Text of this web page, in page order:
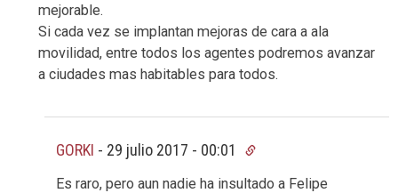
mejorable.
Si cada vez se implantan mejoras de cara a ala
movilidad, entre todos los agentes podremos avanzar
a ciudades mas habitables para todos.
GORKI - 29 julio 2017 - 00:01
Es raro, pero aun nadie ha insultado a Felipe